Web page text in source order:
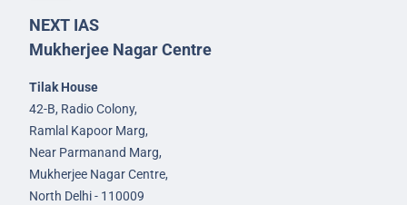
NEXT IAS
Mukherjee Nagar Centre
Tilak House
42-B, Radio Colony,
Ramlal Kapoor Marg,
Near Parmanand Marg,
Mukherjee Nagar Centre,
North Delhi - 110009